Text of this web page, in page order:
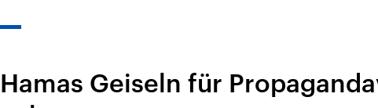
Nahostkonflikt
Iran
Aktuelle Lage und
Geiseln für